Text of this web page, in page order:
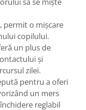
permit o mișcare
copilului.
un plus de
și
zilei.
pentru a oferi
un mers
reglabil